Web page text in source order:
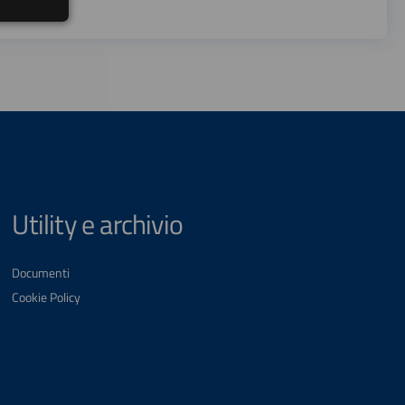
Utility e archivio
Documenti
Cookie Policy